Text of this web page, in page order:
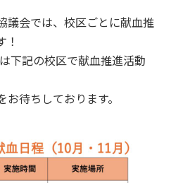
議会では、校区ごとに献血推
下記の校区で献血推進活動
待ちしております。